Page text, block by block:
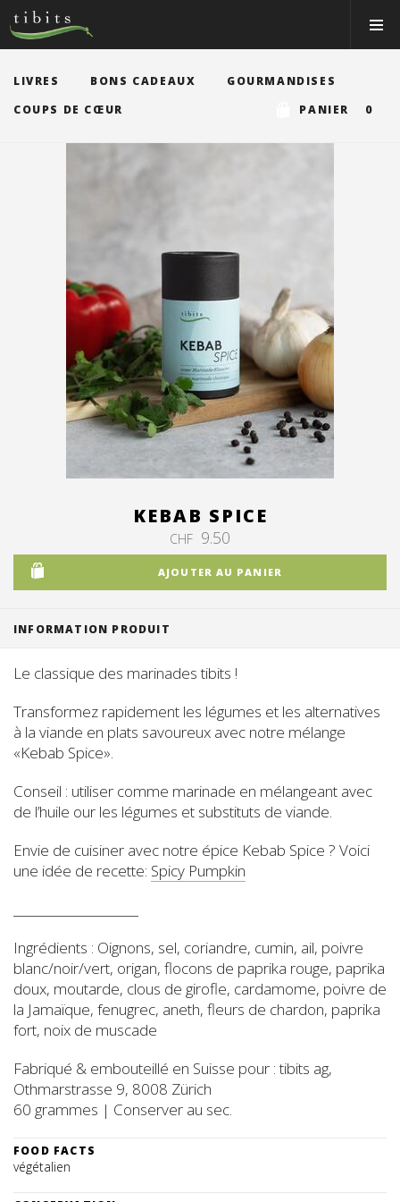
Tibits:
Home
Main
HORAIRES
RECETTES
VOS ÉVÉNEMENTS
Bons & boutique
Réservations
Connexion
LIVRES BONS CADEAUX
GOURMANDISES
COUPS DE CŒUR
PANIER 0
KEBAB SPICE
CHF 9.50
AJOUTER AU PANIER
INFORMATION PRODUIT
Le classique des marinades tibits !
Transformez rapidement les légumes et les alternatives
à la viande en plats savoureux avec notre mélange
«Kebab Spice».
Conseil : utiliser comme marinade en mélangeant avec
de l’huile our les légumes et substituts de viande.
Envie de cuisiner avec notre épice Kebab Spice ? Voici
une idée de recette: Spicy Pumpkin
Ingrédients : Oignons, sel, coriandre, cumin, ail, poivre
blanc/noir/vert, origan, flocons de paprika rouge, paprika
doux, moutarde, clous de girofle, cardamome, poivre de
la Jamaïque, fenugrec, aneth, fleurs de chardon, paprika
fort, noix de muscade
Fabriqué & embouteillé en Suisse pour : tibits ag,
Othmarstrasse 9, 8008 Zürich
60 grammes | Conserver au sec.
FOOD FACTS
végétalien